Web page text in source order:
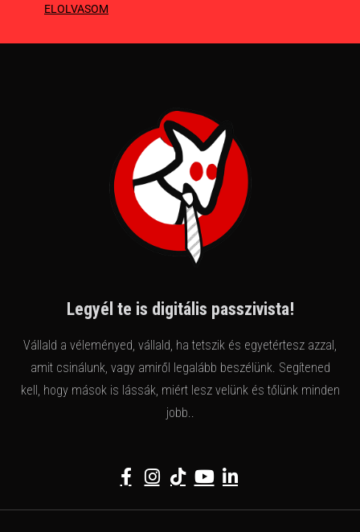
ELOLVASOM
Legyél te is digitális passzivista!
Vállald a véleményed, vállald, ha tetszik és egyetértesz azzal,
amit csinálunk, vagy amiről legalább beszélünk. Segítened
kell, hogy mások is lássák, miért lesz velünk és tőlünk minden
jobb..